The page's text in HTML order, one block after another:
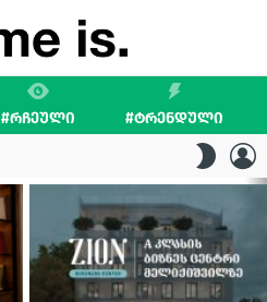
#ᲠᲩᲔᲣᲚᲘ #ᲢᲠᲔᲜᲓᲣᲚᲘ
SKIN